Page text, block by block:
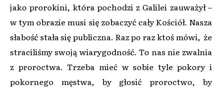
jako prorokini, która pochodzi z Galilei zauważył –
w tym obrazie musi się zobaczyć cały Kościół. Nasza
słabość stała się publiczna. Raz po raz ktoś mówi, że
straciliśmy swoją wiarygodność. To nas nie zwalnia
z proroctwa. Trzeba mieć w sobie tyle pokory i
pokornego męstwa, by głosić proroctwo, by